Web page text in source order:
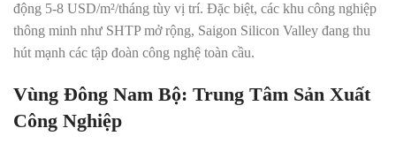
động 5-8 USD/m²/tháng tùy vị trí. Đặc biệt, các khu công nghiệp
thông minh như SHTP mở rộng, Saigon Silicon Valley đang thu
hút mạnh các tập đoàn công nghệ toàn cầu.
Vùng Đông Nam Bộ: Trung Tâm Sản Xuất
Công Nghiệp